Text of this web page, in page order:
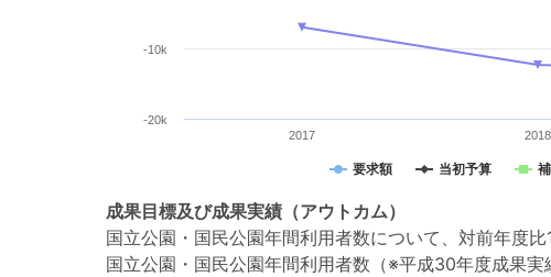
要求額 当初予算
2017 2018
-20k
-10k
成果目標及び成果実績 （アウトカム）
国立公園・国民公園年間利用者数について、対前年度比
国立公園・国民公園年間利用者数（※平成30年度成果実